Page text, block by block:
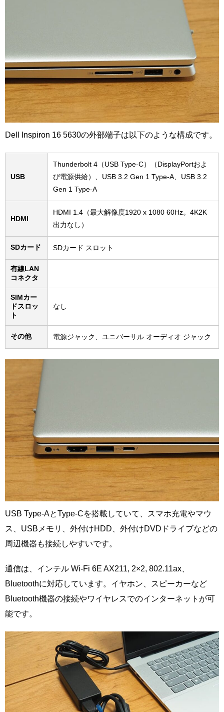
Dell Inspiron 16 5630の外部端子は以下のような構成です。
USB
Thunderbolt 4（USB Type-C）（DisplayPortおよ
び電源供給）、USB 3.2 Gen 1 Type-A、USB 3.2
Gen 1 Type-A
HDMI
HDMI 1.4（最大解像度1920 x 1080 60Hz。4K2K
出力なし）
SDカード SDカード スロット
有線LAN
コネクタ
SIMカー
ドスロッ
ト
なし
その他 電源ジャック、ユニバーサル オーディオ ジャック
USB Type-AとType-Cを搭載していて、スマホ充電やマウ
ス、USBメモリ、外付けHDD、外付けDVDドライブなどの
周辺機器も接続しやすいです。
通信は、インテル Wi-Fi 6E AX211, 2×2, 802.11ax、
Bluetoothに対応しています。イヤホン、スピーカーなど
Bluetooth機器の接続やワイヤレスでのインターネットが可
能です。